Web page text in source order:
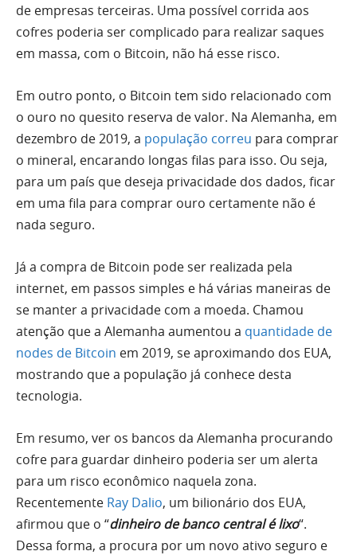
de empresas terceiras. Uma possível corrida aos
cofres poderia ser complicado para realizar saques
em massa, com o Bitcoin, não há esse risco.
Em outro ponto, o Bitcoin tem sido relacionado com
o ouro no quesito reserva de valor. Na Alemanha, em
dezembro de 2019, a população correu para comprar
o mineral, encarando longas filas para isso. Ou seja,
para um país que deseja privacidade dos dados, ficar
em uma fila para comprar ouro certamente não é
nada seguro.
Já a compra de Bitcoin pode ser realizada pela
internet, em passos simples e há várias maneiras de
se manter a privacidade com a moeda. Chamou
atenção que a Alemanha aumentou a quantidade de
nodes de Bitcoin em 2019, se aproximando dos EUA,
mostrando que a população já conhece desta
tecnologia.
Em resumo, ver os bancos da Alemanha procurando
cofre para guardar dinheiro poderia ser um alerta
para um risco econômico naquela zona.
Recentemente Ray Dalio, um bilionário dos EUA,
afirmou que o “dinheiro de banco central é lixo“.
Dessa forma, a procura por um novo ativo seguro e